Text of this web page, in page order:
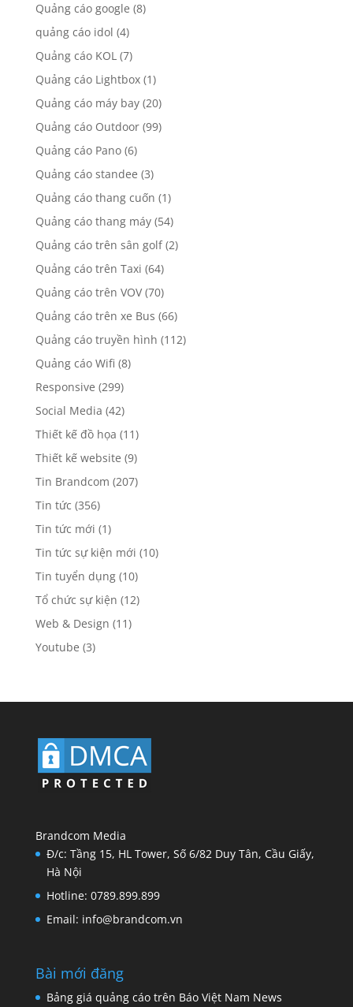
Quảng cáo google (8)
quảng cáo idol (4)
Quảng cáo KOL(7)
Quảng cáo Lightbox(1)
Quảng cáo máy bay(20)
Quảng cáo Outdoor(99)
Quảng cáo Pano(6)
Quảng cáo standee (3)
Quảng cáo thang cuốn (1)
Quảng cáo thang máy(54)
Quảng cáo trên sân golf(2)
Quảng cáo trên Taxi (64)
Quảng cáo trên VOV(70)
Quảng cáo trên xe Bus (66)
Quảng cáo truyền hình (112)
Quảng cáo Wifi (8)
Responsive (299)
Social Media (42)
Thiết kế đồ họa (11)
Thiết kế website (9)
Tin Brandcom (207)
Tin tức (356)
Tin tức mới (1)
Tin tức sự kiện mới (10)
Tin tuyển dụng(10)
Tổ chức sự kiện (12)
Web & Design (11)
Youtube (3)
Brandcom Media
Đ/c: Tầng 15, HL Tower, Số 6/82 Duy Tân, Cầu Giấy,
Hà Nội
Hotline: 0789.899.899
Email: info@brandcom.vn
Bài mới đăng
Bảng giá quảng cáo trên Báo Việt Nam News